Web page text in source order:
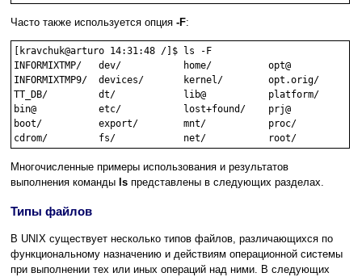
Часто также используется опция -F:
[kravchuk@arturo 14:31:48 /]$ ls -F
INFORMIXTMP/   dev/           home/          opt@
INFORMIXTMP9/  devices/       kernel/        opt.orig/
TT_DB/         dt/            lib@           platform/
bin@           etc/           lost+found/    prj@
boot/          export/        mnt/           proc/
Многочисленные примеры использования и результатов
выполнения команды ls представлены в следующих разделах.
Типы файлов
В UNIX существует несколько типов файлов, различающихся по
функциональному назначению и действиям операционной системы
при выполнении тех или иных операций над ними. В следующих